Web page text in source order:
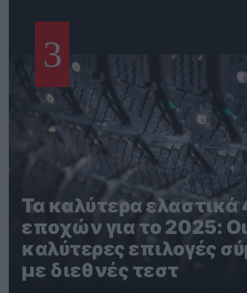
3
Τα καλύτερα ελαστικά
εποχών για το 2025:
καλύτερες επιλογές
με διεθνές τεστ